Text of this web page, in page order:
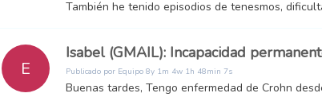
También he tenido episodios de tenesmos,
E
Isabel (GMAIL): Incapacidad
Publicado por Equipo 8y 1m 4w 1h 48min 7s
Buenas tardes, Tengo enfermedad de Crohn